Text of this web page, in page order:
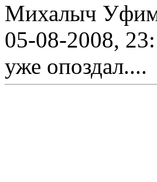
Михалыч
05-08-2008,
уже опоздал....